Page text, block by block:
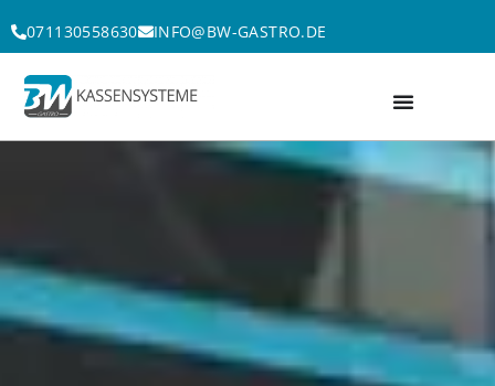
Inhalt
springen
071130558630 INFO@BW-GASTRO.DE